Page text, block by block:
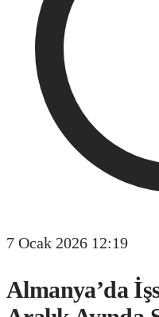
7 Ocak 2026 12:19
Almanya’da